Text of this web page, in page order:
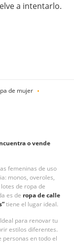
a intentarlo.
de mujer
o vende
femeninas de uso
monos, overoles,
de ropa de
es de ropa de calle
tiene el lugar ideal.
para renovar tu
estilos diferentes.
personas en todo el